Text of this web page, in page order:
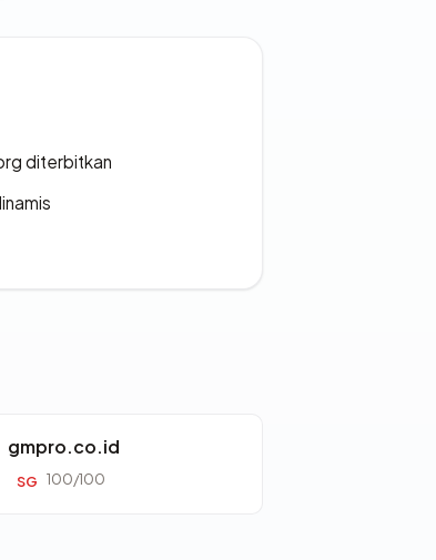
diterbitkan
gmpro.co.id
SG 100/100